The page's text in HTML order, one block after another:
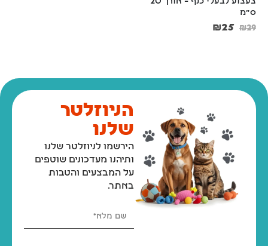
ס"מ
₪29
₪25
הניוזלטר
שלנו
הירשמו לניוזלטר שלנו
ותיהנו מעדכונים שוטפים
על המבצעים והטבות
באתר.